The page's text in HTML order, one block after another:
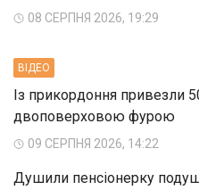
08 СЕРПНЯ 2026, 19:29
ВIДЕО
Із прикордоння привезли
двоповерховою фурою
09 СЕРПНЯ 2026, 14:22
Душили пенсіонерку